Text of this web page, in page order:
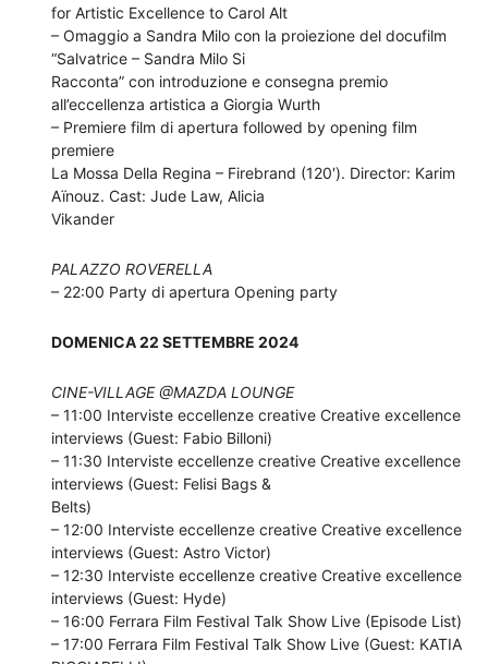
for Artistic Excellence to Carol Alt
– Omaggio a Sandra Milo con la proiezione del docufilm
“Salvatrice – Sandra Milo Si
Racconta” con introduzione e consegna premio
all’eccellenza artistica a Giorgia Wurth
– Premiere film di apertura followed by opening film
premiere
La Mossa Della Regina – Firebrand (120′). Director: Karim
Aïnouz. Cast: Jude Law, Alicia
Vikander
PALAZZO ROVERELLA
– 22:00 Party di apertura Opening party
DOMENICA 22 SETTEMBRE 2024
CINE-VILLAGE @MAZDA LOUNGE
– 11:00 Interviste eccellenze creative Creative excellence
interviews (Guest: Fabio Billoni)
– 11:30 Interviste eccellenze creative Creative excellence
interviews (Guest: Felisi Bags &
Belts)
– 12:00 Interviste eccellenze creative Creative excellence
interviews (Guest: Astro Victor)
– 12:30 Interviste eccellenze creative Creative excellence
interviews (Guest: Hyde)
– 16:00 Ferrara Film Festival Talk Show Live (Episode List)
– 17:00 Ferrara Film Festival Talk Show Live (Guest: KATIA